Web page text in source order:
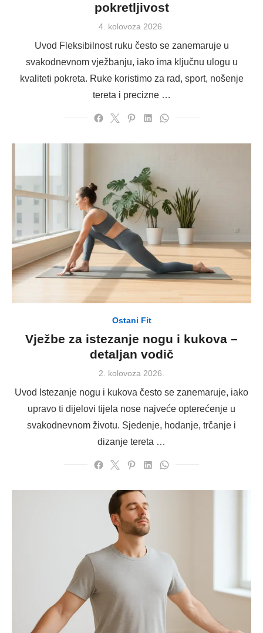
pokretljivost
Posted
4. kolovoza 2026.
Uvod Fleksibilnost ruku često se zanemaruje u
svakodnevnom vježbanju, iako ima ključnu ulogu u
kvaliteti pokreta. Ruke koristimo za rad, sport, nošenje
tereta i precizne …
Ostani Fit
Vježbe za istezanje nogu i kukova –
detaljan vodič
Posted
2. kolovoza 2026.
Uvod Istezanje nogu i kukova često se zanemaruje, iako
upravo ti dijelovi tijela nose najveće opterećenje u
svakodnevnom životu. Sjedenje, hodanje, trčanje i
dizanje tereta …